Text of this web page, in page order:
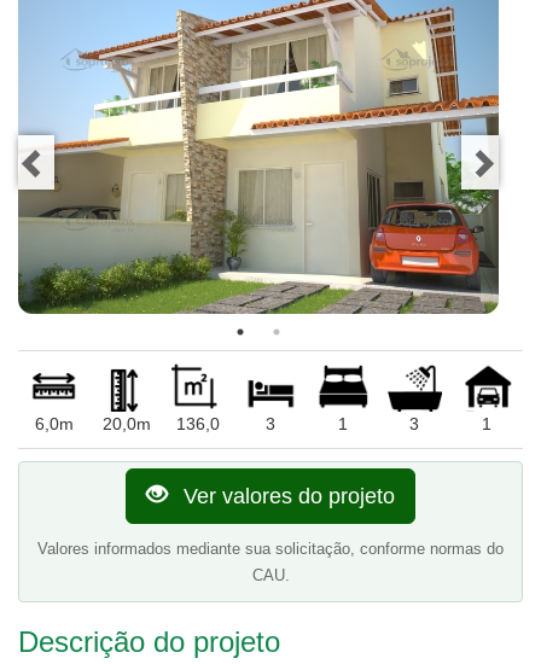
6,0m 20,0m 136,0 3 1 3 1
Ver valores do projeto
Valores informados mediante sua solicitação, conforme normas do
CAU.
Descrição do projeto